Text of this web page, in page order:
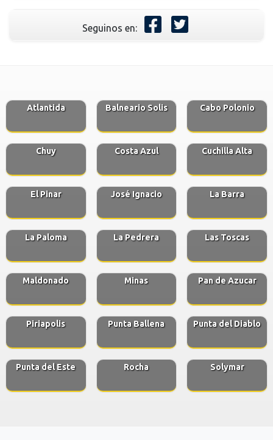
Seguinos en:
Atlantida Balneario Solis Cabo Polonio
Chuy Costa Azul Cuchilla Alta
El Pinar José Ignacio La Barra
La Paloma La Pedrera Las Toscas
Maldonado Minas Pan de Azucar
Piriapolis Punta Ballena Punta del Diablo
Punta del Este Rocha Solymar